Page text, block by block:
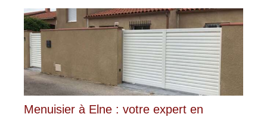
Menuisier à Elne : votre expert en